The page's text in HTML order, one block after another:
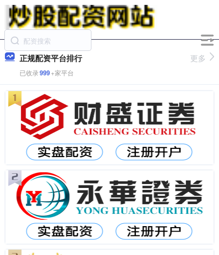
正规配资平台排行
已收录999+家平台
更多